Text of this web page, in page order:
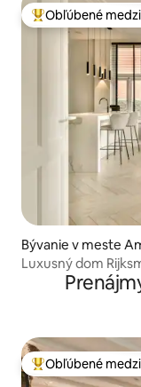
Najobľúbenejšie
Obľúbené
Bývanie v meste
Luxusný dom
Najobľúbenejšie
Obľúbené